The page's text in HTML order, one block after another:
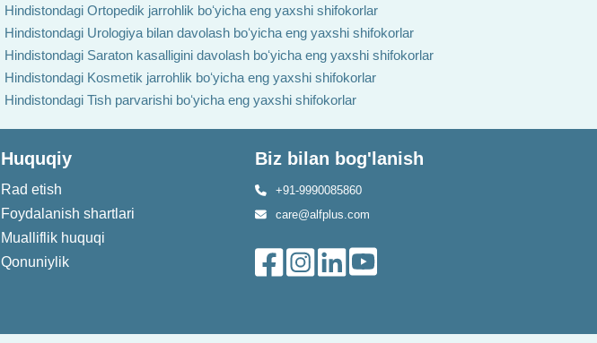
Hindistondagi Ortopedik jarrohlik boʻyicha eng yaxshi shifokorlar
Hindistondagi Urologiya bilan davolash boʻyicha eng yaxshi shifokorlar
Hindistondagi Saraton kasalligini davolash boʻyicha eng yaxshi shifokorlar
Hindistondagi Kosmetik jarrohlik boʻyicha eng yaxshi shifokorlar
Hindistondagi Tish parvarishi boʻyicha eng yaxshi shifokorlar
Huquqiy
Rad etish
Foydalanish shartlari
Mualliflik huquqi
Qonuniylik
Biz bilan bog'lanish
+91-9990085860
care@alfplus.com